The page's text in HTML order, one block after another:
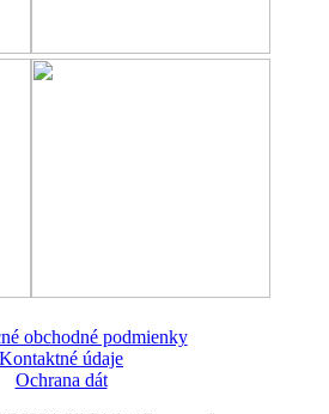
obchodné podmienky
Kontaktné údaje
Ochrana dát